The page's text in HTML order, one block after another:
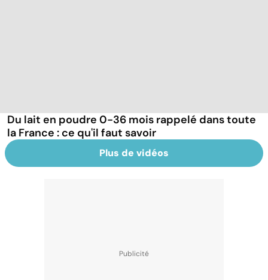
Du lait en poudre 0-36 mois rappelé dans toute
la France : ce qu'il faut savoir
Plus de vidéos